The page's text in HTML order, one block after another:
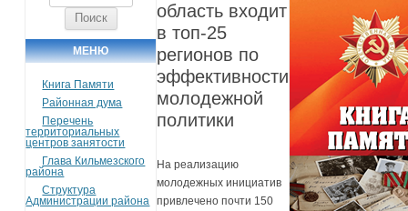
МЕНЮ
Книга Памяти
Районная дума
Перечень
территориальных
центров занятости
Глава Кильмезского
района
Структура
Администрации района
область входит
в топ-25
регионов по
эффективности
молодежной
политики
На реализацию
молодежных инициатив
привлечено почти 150